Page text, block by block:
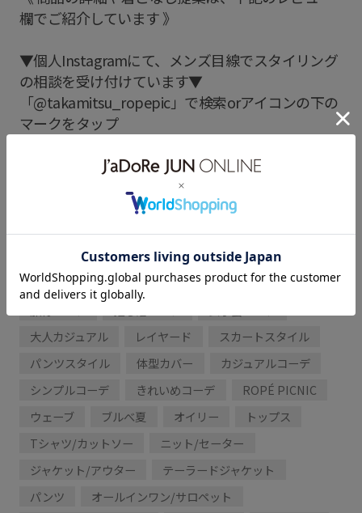
欄でご紹介しています 》
▼個人Instagramにて、メンズ目線でスタイリング
の相談を受け付けています▼
「@takamitsu_ropepic」で検索orアイコンの下の
マークをタップ
※ 着心地の感想は、女性スタッフの意見を参考に
記載しております。
初夏コーデ 夏コーデ
初秋コーデ
お仕事コーデ
デートコーデ
お出かけコーデ
大人カジュアル
レイヤード
スカートスタイル
パンツスタイル
体型カバー
カジュアルコーデ
シンプルコーデ
きれいめコーデ
ROPÉ PICNIC
ウェーブ
ブルべ夏 オイリー
トップス
Tシャツ/カットソー
ニット/セーター
ジャケット/アウター
テーラードジャケット
パンツ
オールインワン/サロペット